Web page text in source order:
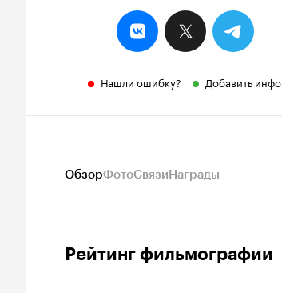
Нашли ошибку? Добавить инфо
ОбзорФотоСвязиНаграды
Рейтинг фильмографии